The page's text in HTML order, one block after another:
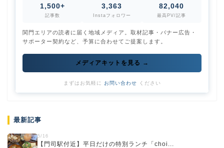
1,500+
記事数
3,363
Instaフォロワー
82,040
最高PV/記事
関門エリアの読者に届く地域メディア。取材記事・バナー広告・
サポーター契約など、予算に合わせてご提案します。
メディアキットを見る →
まずはお気軽に お問い合わせ ください
最新記事
5/16
【門司駅付近】平日だけの特別ランチ「choi...